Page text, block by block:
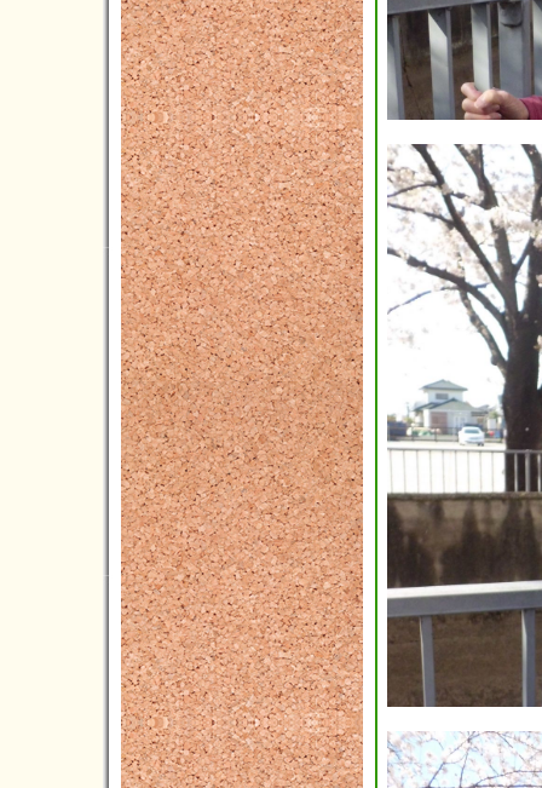
2016年10月(8)
2016年09月(6)
2016年08月(4)
2016年07月(9)
2016年06月(6)
2016年05月(3)
2016年04月(3)
2016年03月(2)
2016年02月(7)
2016年01月(5)
2015年12月(3)
2015年11月(2)
2015年10月(4)
2015年09月(8)
2015年08月(5)
2015年07月(8)
2015年06月(4)
2015年05月(5)
2015年04月(3)